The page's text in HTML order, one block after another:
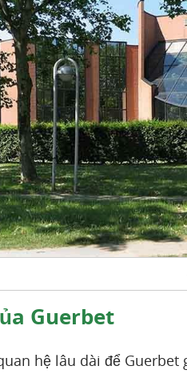
Guerbet
hệ lâu dài để